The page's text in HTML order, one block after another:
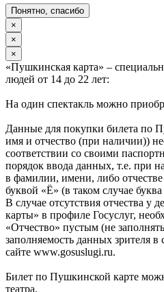
Понятно, спасибо
×
×
×
«Пушкинская карта» –
людей от 14 до 22 лет:
На один спектакль можно
Данные для покупки билета по
имя и отчество (при наличии))
соответствии со своими
порядок ввода данных, т.е. при
в фамилии, имени, либо отчестве
буквой «Ё» (в таком случае
В случае отсутствия отчества у
карты» в профиле Госуслуг,
«Отчество» пустым (не
заполняемость данных зрителя
сайте www.gosuslugi.ru.
Билет по Пушкинской карте
театра.